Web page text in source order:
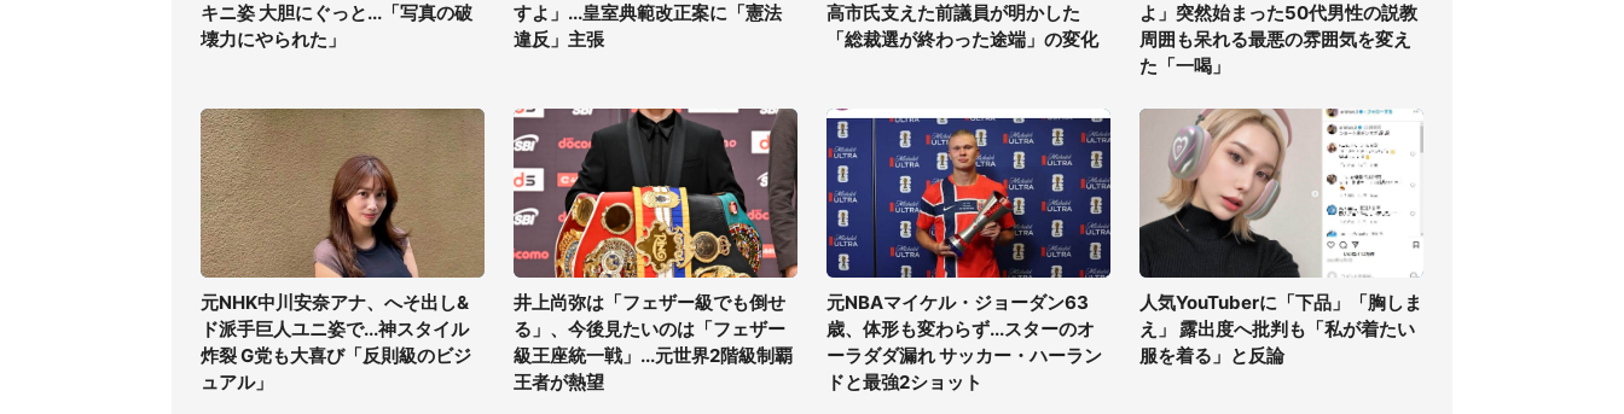
キニ姿 大胆にぐっと...「写真の破
壊力にやられた」
すよ」...皇室典範改正案に「憲法
違反」主張
高市氏支えた前議員が明かした
「総裁選が終わった途端」の変化
よ」突然始まった50代男性の説教
周囲も呆れる最悪の雰囲気を変え
た「一喝」
元NHK中川安奈アナ、へそ出し&
ド派手巨人ユニ姿で...神スタイル
炸裂 G党も大喜び「反則級のビジ
ュアル」
井上尚弥は「フェザー級でも倒せ
る」、今後見たいのは「フェザー
級王座統一戦」...元世界2階級制覇
王者が熱望
元NBAマイケル・ジョーダン63
歳、体形も変わらず...スターのオ
ーラダダ漏れ サッカー・ハーラン
ドと最強2ショット
人気YouTuberに「下品」「胸しま
え」 露出度へ批判も「私が着たい
服を着る」と反論